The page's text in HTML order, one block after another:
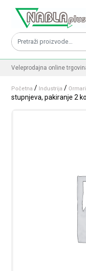
Pretraži:
Veleprodajna online
Početna / Industrija /
stupnjeva, pakiranje 2